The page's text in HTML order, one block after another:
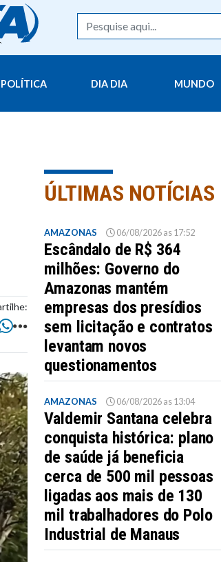
POLÍTICA DIA DIA MUNDO
ÚLTIMAS NOTÍCIAS
AMAZONAS 06/08/2026 as 17:52
Escândalo de R$ 364
milhões: Governo do
Amazonas mantém
empresas dos presídios
sem licitação e contratos
levantam novos
questionamentos
AMAZONAS 06/08/2026 as 13:04
Valdemir Santana celebra
conquista histórica: plano
de saúde já beneficia
cerca de 500 mil pessoas
ligadas aos mais de 130
mil trabalhadores do Polo
Industrial de Manaus